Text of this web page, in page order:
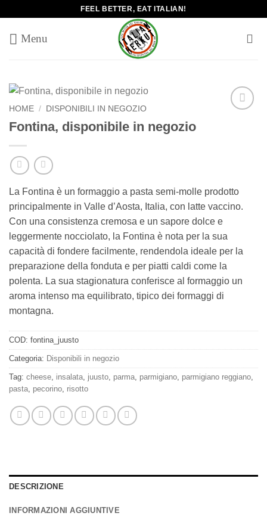
contenuti
FEEL BETTER, EAT ITALIAN!
HOME / DISPONIBILI IN NEGOZIO
Fontina, disponibile in negozio
La Fontina è un formaggio a pasta semi-molle prodotto
principalmente in Valle d’Aosta, Italia, con latte vaccino.
Con una consistenza cremosa e un sapore dolce e
leggermente nocciolato, la Fontina è nota per la sua
capacità di fondere facilmente, rendendola ideale per la
preparazione della fonduta e per piatti caldi come la
polenta. La sua stagionatura conferisce al formaggio un
aroma intenso ma equilibrato, tipico dei formaggi di
montagna.
COD: fontina_juusto
Categoria: Disponibili in negozio
Tag: cheese, insalata, juusto, parma, parmigiano, parmigiano reggiano,
pasta, pecorino, risotto
DESCRIZIONE
INFORMAZIONI AGGIUNTIVE